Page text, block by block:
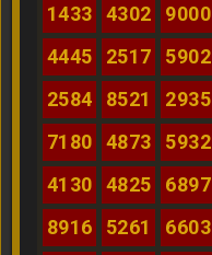
1433
4302 9000
4445
2517 5902
2584
8521 2935
7180
4873 5932
4130
4825 6897
8916
5261 6603